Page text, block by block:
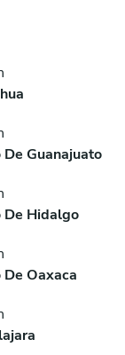
De Guanajuato
De Hidalgo
De Oaxaca